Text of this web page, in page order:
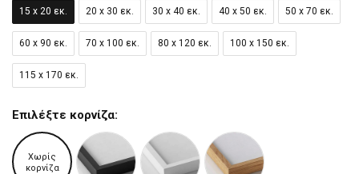
15 x 20 εκ. 20 x 30 εκ. 30 x 40 εκ. 40 x 50 εκ. 50 x 70 εκ.
60 x 90 εκ. 70 x 100 εκ. 80 x 120 εκ. 100 x 150 εκ.
115 x 170 εκ.
Επιλέξτε κορνίζα:
Χωρίς
κορνίζα